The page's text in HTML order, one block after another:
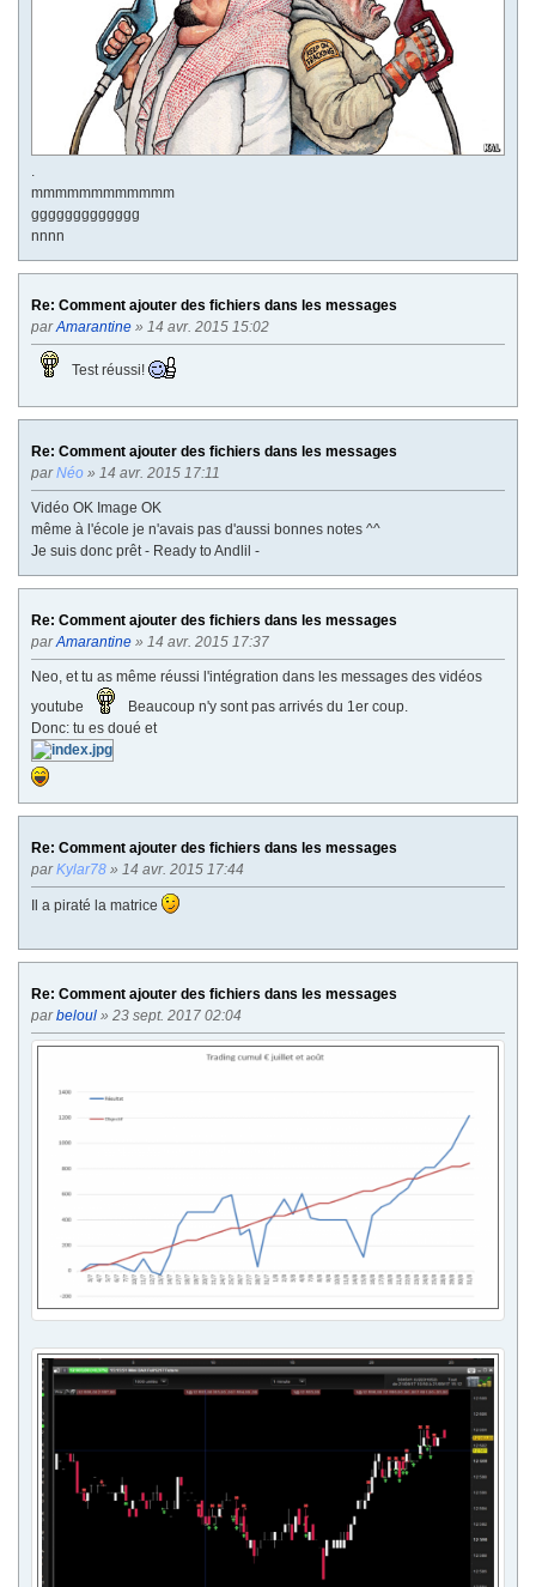
mmmmmmmmmmmm
ggggggggggggg
nnnn
Re: Comment ajouter des fichiers dans les messages
parAmarantine » 14 avr. 2015 15:02
Test réussi!
Re: Comment ajouter des fichiers dans les messages
parNéo » 14 avr. 2015 17:11
Vidéo OK Image OK
même à l'école je n'avais pas d'aussi bonnes notes ^^
Je suis donc prêt - Ready to Andlil -
Re: Comment ajouter des fichiers dans les messages
parAmarantine » 14 avr. 2015 17:37
Neo, et tu as même réussi l'intégration dans les messages des vidéos
youtube
Beaucoup n'y sont pas arrivés du 1er coup.
Donc: tu es doué et
Re: Comment ajouter des fichiers dans les messages
parKylar78 » 14 avr. 2015 17:44
Il a piraté la matrice
Re: Comment ajouter des fichiers dans les messages
parbeloul » 23 sept. 2017 02:04